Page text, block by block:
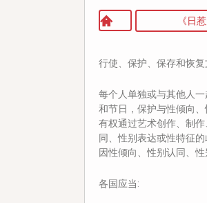
《日
行使、保护、保存和恢
每个人单独或与其他人
和节日，保护与性倾向
有权通过艺术创作、制
同、性别表达或性特征
因性倾向、性别认同、
各国应当: